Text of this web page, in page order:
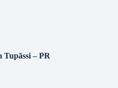
Tupãssi – PR